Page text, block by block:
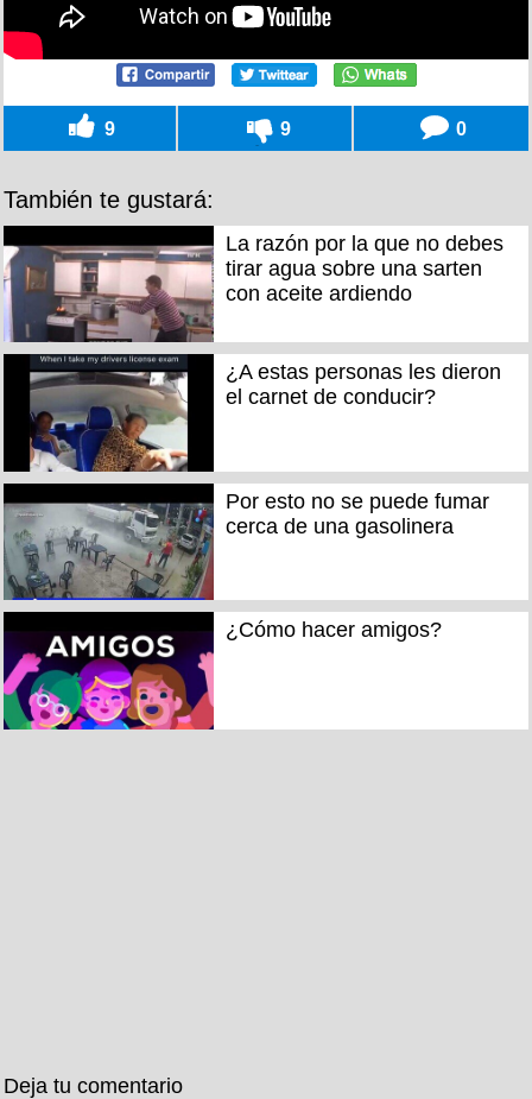
9 9 0
También te gustará:
La razón por la que no debes
tirar agua sobre una sarten
con aceite ardiendo
¿A estas personas les dieron
el carnet de conducir?
Por esto no se puede fumar
cerca de una gasolinera
¿Cómo hacer amigos?
Deja tu comentario